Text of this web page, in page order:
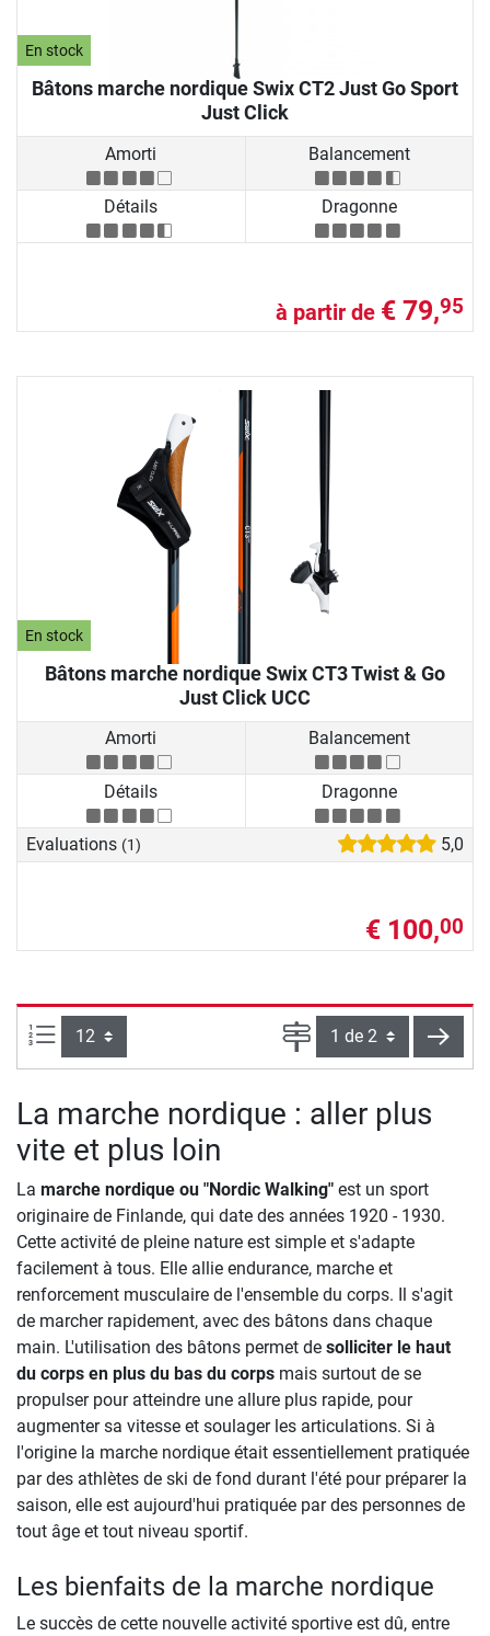
En stock
Bâtons marche nordique Swix CT2 Just Go Sport
Just Click
Amorti Balancement
Détails Dragonne
à partir de € 79,95
En stock
Bâtons marche nordique Swix CT3 Twist & Go
Just Click UCC
Amorti Balancement
Détails Dragonne
Evaluations (1) 5,0
€ 100,00
Articles par page : Page
La marche nordique : aller plus
vite et plus loin
La marche nordique ou "Nordic Walking" est un sport
originaire de Finlande, qui date des années 1920 - 1930.
Cette activité de pleine nature est simple et s'adapte
facilement à tous. Elle allie endurance, marche et
renforcement musculaire de l'ensemble du corps. Il s'agit
de marcher rapidement, avec des bâtons dans chaque
main. L'utilisation des bâtons permet de solliciter le haut
du corps en plus du bas du corps mais surtout de se
propulser pour atteindre une allure plus rapide, pour
augmenter sa vitesse et soulager les articulations. Si à
l'origine la marche nordique était essentiellement pratiquée
par des athlètes de ski de fond durant l'été pour préparer la
saison, elle est aujourd'hui pratiquée par des personnes de
tout âge et tout niveau sportif.
Les bienfaits de la marche nordique
Le succès de cette nouvelle activité sportive est dû, entre